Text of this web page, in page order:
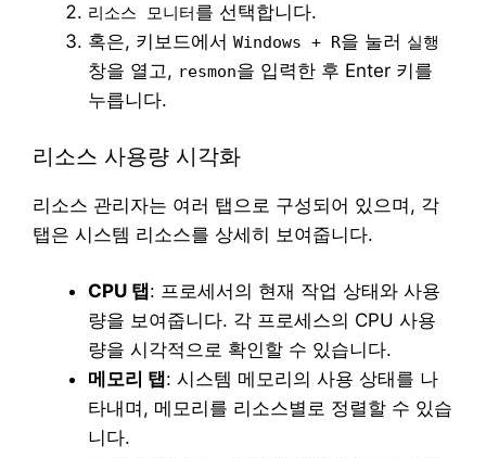
리소스 모니터를 선택합니다.
혹은, 키보드에서 Windows + R을 눌러 실행
창을 열고, resmon을 입력한 후 Enter 키를
누릅니다.
리소스 사용량 시각화
리소스 관리자는 여러 탭으로 구성되어 있으며, 각
탭은 시스템 리소스를 상세히 보여줍니다.
CPU 탭 : 프로세서의 현재 작업 상태와 사용
량을 보여줍니다. 각 프로세스의 CPU 사용
량을 시각적으로 확인할 수 있습니다.
메모리 탭 : 시스템 메모리의 사용 상태를 나
타내며, 메모리를 리소스별로 정렬할 수 있습
니다.